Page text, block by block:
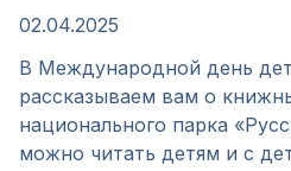
02.04.2025
В Международной день
рассказываем вам о
национального парка
можно читать детям и с